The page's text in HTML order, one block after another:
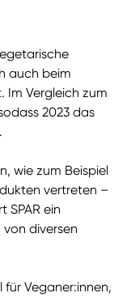
auch beim
Im Vergleich zum
2023 das
wie zum Beispiel
vertreten –
ein
diversen
Veganer:innen,